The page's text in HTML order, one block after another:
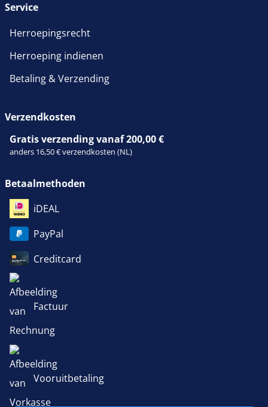
Service
Herroepingsrecht
Herroeping indienen
Betaling & Verzending
Verzendkosten
Gratis verzending vanaf 200,00 €
anders 16,50 € verzendkosten (NL)
Betaalmethoden
iDEAL
PayPal
Creditcard
Factuur
Vooruitbetaling